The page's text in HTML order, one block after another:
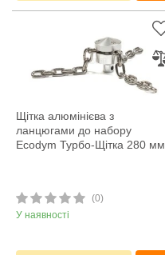
Щітка алюмінієва з
ланцюгами до набору
Ecodym Турбо-Щітка 280 мм
(0)
У наявності